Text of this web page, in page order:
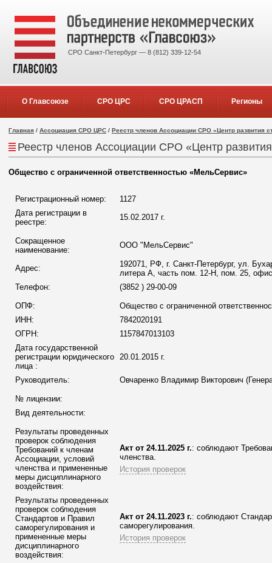
СРО Санкт-Петербург — 8 (812) 339-12-54
О Главсоюзе СРО ЦРС СРО ЦРАСП Регионы
Главная / Ассоциация СРО ЦРС / Реестр членов Ассоциации СРО «Центр развития
Реестр членов Ассоциации СРО «Центр развития
Общество с ограниченной ответственностью «МельСервис»
Регистрационный номер:
1127
Дата регистрации в
реестре:
15.02.2017 г.
Сокращенное
наименование:
ООО "МельСервис"
Адрес:
192071, РФ, г. Санкт-Петербург, ул.
литера А, часть пом. 12-Н, пом. 25,
Телефон:
(3852 ) 29-00-09
ОПФ:
Общество с ограниченной
ИНН:
7842020191
ОГРН:
1157847013103
Дата государственной
регистрации юридического
лица :
20.01.2015 г.
Руководитель: Овчаренко Владимир Викторович
№ лицензии:
Вид деятельности:
Результаты проведенных
проверок соблюдения
Требований к членам
Ассоциации , условий
членства и примененные
меры дисциплинарного
воздействия:
Акт от 24.11.2025 г.: соблюдают
членства.
История проверок
Результаты проведенных
проверок соблюдения
Стандартов и Правил
саморегулирования и
примененные меры
дисциплинарного
воздействия:
Акт от 24.11.2023 г.: соблюдают
саморегулирования.
История проверок